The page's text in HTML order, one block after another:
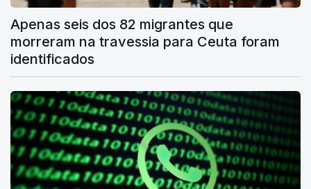
Apenas seis dos 82 migrantes que
morreram na travessia para Ceuta foram
identificados